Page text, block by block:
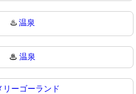
♨️ 温泉
♨ 温泉
リーゴーランド